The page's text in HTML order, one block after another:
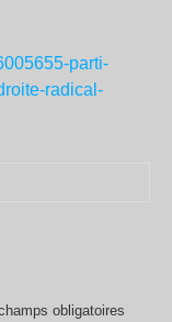
parti-
radical-
obligatoires